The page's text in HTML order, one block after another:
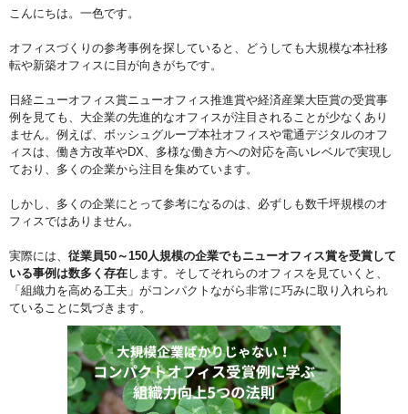
こんにちは。一色です。
オフィスづくりの参考事例を探していると、どうしても大規模な本社移
転や新築オフィスに目が向きがちです。
日経ニューオフィス賞ニューオフィス推進賞や経済産業大臣賞の受賞事
例を見ても、大企業の先進的なオフィスが注目されることが少なくあり
ません。例えば、ボッシュグループ本社オフィスや電通デジタルのオフ
ィスは、働き方改革やDX、多様な働き方への対応を高いレベルで実現し
ており、多くの企業から注目を集めています。
しかし、多くの企業にとって参考になるのは、必ずしも数千坪規模のオ
フィスではありません。
実際には、 従業員50～150人規模の企業でもニューオフィス賞を受賞して
いる事例は数多く存在します。そしてそれらのオフィスを見ていくと、
「組織力を高める工夫」がコンパクトながら非常に巧みに取り入れられ
ていることに気づきます。